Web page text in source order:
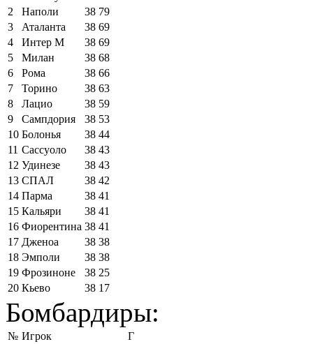
2
Наполи 38 79
3
Аталанта 38 69
4
Интер М 38 69
5
Милан 38 68
6
Рома 38 66
7
Торино 38 63
8
Лацио 38 59
9
Сампдория 38 53
10 Болонья 38 44
11 Сассуоло 38 43
12 Удинезе 38 43
13 СПАЛ 38 42
14 Парма 38 41
15 Кальяри 38 41
16 Фиорентина 38 41
17 Дженоа 38 38
18 Эмполи 38 38
19 Фрозиноне 38 25
20 Кьево 38 17
Бомбардиры:
№ Игрок
Г